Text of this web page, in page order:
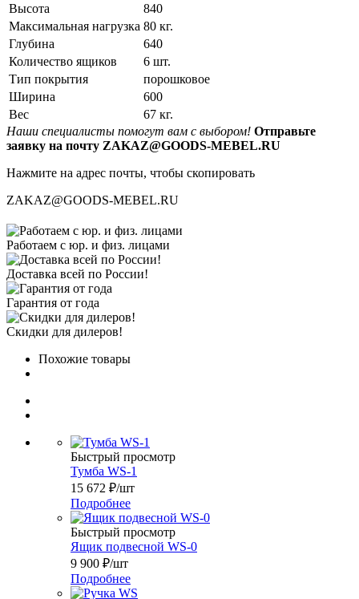
Высота
840
Максимальная нагрузка 80 кг.
Глубина
640
Количество ящиков
6 шт.
Тип покрытия
порошковое
Ширина
600
Вес
67 кг.
Наши специалисты помогут вам с выбором! Отправьте
заявку на почту ZAKAZ@GOODS-MEBEL.RU
Нажмите на адрес почты, чтобы скопировать
ZAKAZ@GOODS-MEBEL.RU
Работаем с юр. и физ. лицами
Доставка всей по России!
Гарантия от года
Скидки для дилеров!
Похожие товары
Быстрый просмотр
Тумба WS-1
15 672 ₽/шт
Подробнее
Быстрый просмотр
Ящик подвесной WS-0
9 900 ₽/шт
Подробнее